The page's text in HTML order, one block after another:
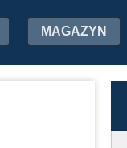
MAGAZYN